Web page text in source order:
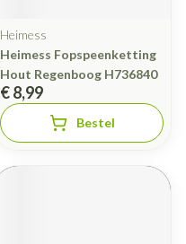
Heimess
Heimess Fopspeenketting
Hout Regenboog H736840
€ 8,99
Bestel